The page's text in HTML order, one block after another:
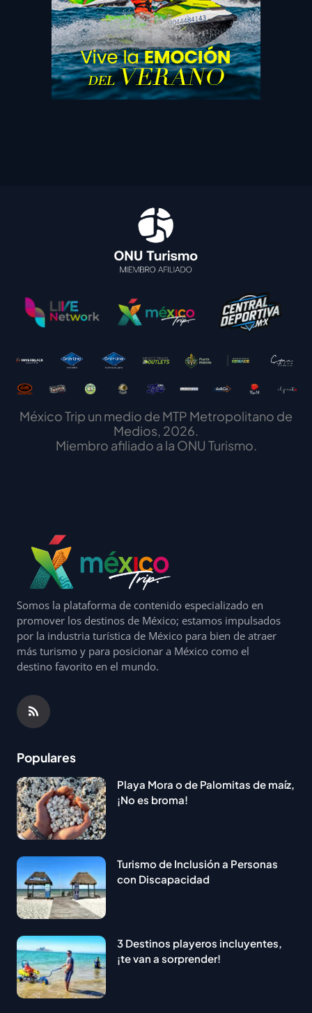
México Trip un medio de MTP Metropolitano de
Medios, 2026.
Miembro afiliado a la ONU Turismo.
Somos la plataforma de contenido especializado en
promover los destinos de México; estamos impulsados
por la industria turística de México para bien de atraer
más turismo y para posicionar a México como el
destino favorito en el mundo.
Populares
Playa Mora o de Palomitas de maíz,
¡No es broma!
Turismo de Inclusión a Personas
con Discapacidad
3 Destinos playeros incluyentes,
¡te van a sorprender!